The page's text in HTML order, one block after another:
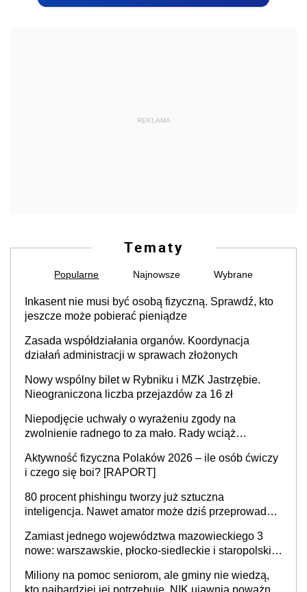
REKLAMA
Tematy
Popularne Najnowsze Wybrane
Inkasent nie musi być osobą fizyczną. Sprawdź, kto
jeszcze może pobierać pieniądze
Zasada współdziałania organów. Koordynacja
działań administracji w sprawach złożonych
Nowy wspólny bilet w Rybniku i MZK Jastrzębie.
Nieograniczona liczba przejazdów za 16 zł
Niepodjęcie uchwały o wyrażeniu zgody na
zwolnienie radnego to za mało. Rady wciąż
sprawy
Aktywność fizyczna Polaków 2026 – ile osób ćwiczy
i czego się boi? [RAPORT]
80 procent phishingu tworzy już sztuczna
inteligencja. Nawet amator może dziś przeprowadzić
Zamiast jednego województwa mazowieckiego 3
nowe: warszawskie, płocko-siedleckie i staropolskie.
stołecznych
Miliony na pomoc seniorom, ale gminy nie wiedzą,
kto najbardziej jej potrzebuje. NIK ujawnia poważną